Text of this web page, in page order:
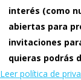
interés (como
abiertas para
invitaciones
quieras podrás
Leer política de